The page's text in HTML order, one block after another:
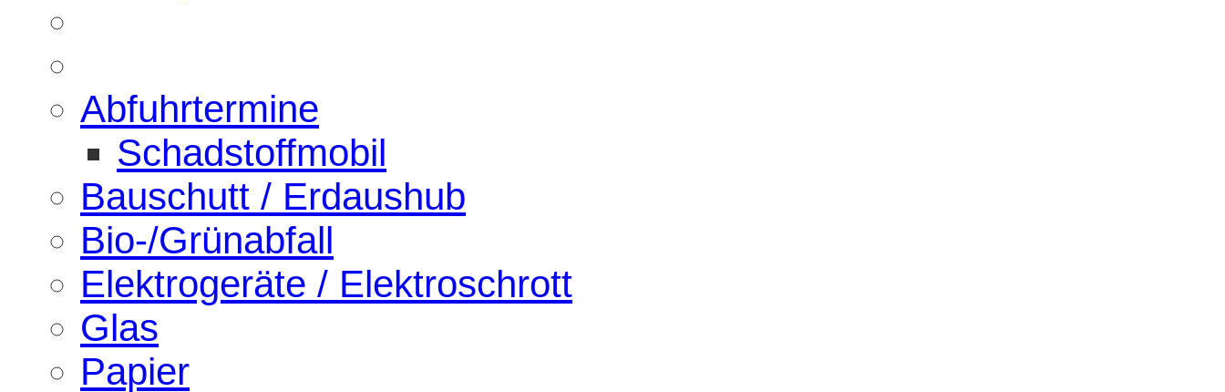
Abfuhrtermine
Schadstoffmobil
Bauschutt / Erdaushub
Bio-/Grünabfall
Elektrogeräte / Elektroschrott
Glas
Papier